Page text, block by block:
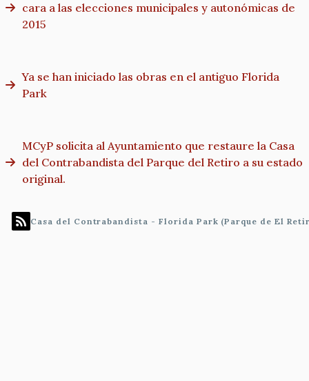
cara a las elecciones municipales y autonómicas de
2015
Ya se han iniciado las obras en el antiguo Florida
Park
MCyP solicita al Ayuntamiento que restaure la Casa
del Contrabandista del Parque del Retiro a su estado
original.
Casa del Contrabandista - Florida Park (Parque de El